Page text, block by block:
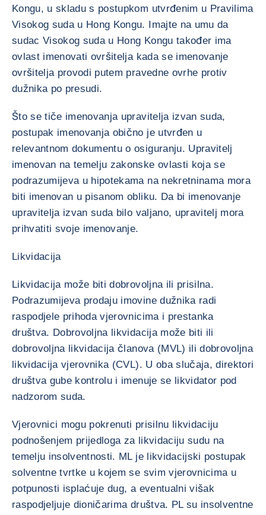
Kongu, u skladu s postupkom utvrđenim u Pravilima
Visokog suda u Hong Kongu. Imajte na umu da
sudac Visokog suda u Hong Kongu također ima
ovlast imenovati ovršitelja kada se imenovanje
ovršitelja provodi putem pravedne ovrhe protiv
dužnika po presudi.
Što se tiče imenovanja upravitelja izvan suda,
postupak imenovanja obično je utvrđen u
relevantnom dokumentu o osiguranju. Upravitelj
imenovan na temelju zakonske ovlasti koja se
podrazumijeva u hipotekama na nekretninama mora
biti imenovan u pisanom obliku. Da bi imenovanje
upravitelja izvan suda bilo valjano, upravitelj mora
prihvatiti svoje imenovanje.
Likvidacija
Likvidacija može biti dobrovoljna ili prisilna.
Podrazumijeva prodaju imovine dužnika radi
raspodjele prihoda vjerovnicima i prestanka
društva. Dobrovoljna likvidacija može biti ili
dobrovoljna likvidacija članova (MVL) ili dobrovoljna
likvidacija vjerovnika (CVL). U oba slučaja, direktori
društva gube kontrolu i imenuje se likvidator pod
nadzorom suda.
Vjerovnici mogu pokrenuti prisilnu likvidaciju
podnošenjem prijedloga za likvidaciju sudu na
temelju insolventnosti. ML je likvidacijski postupak
solventne tvrtke u kojem se svim vjerovnicima u
potpunosti isplaćuje dug, a eventualni višak
raspodjeljuje dioničarima društva. PL su insolventne